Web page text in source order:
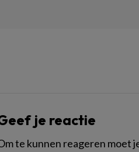
je reactie
te kunnen reageren moet